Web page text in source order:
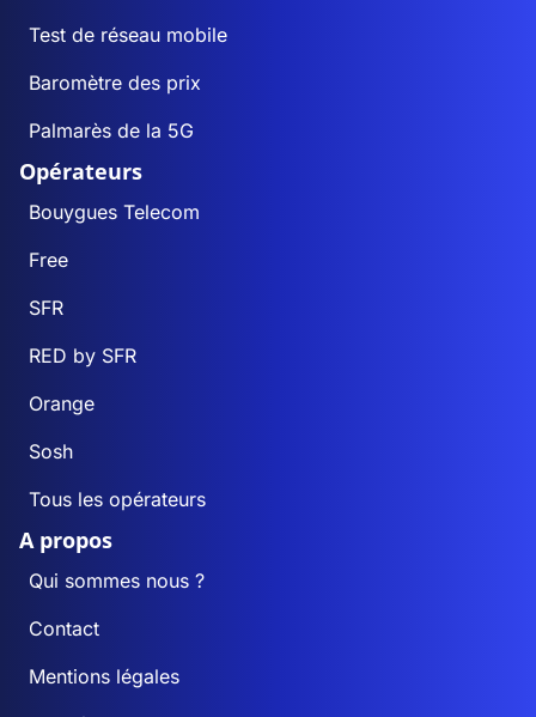
Test de réseau mobile
Baromètre des prix
Palmarès de la 5G
Opérateurs
Bouygues Telecom
Free
SFR
RED by SFR
Orange
Sosh
Tous les opérateurs
A propos
Qui sommes nous ?
Contact
Mentions légales